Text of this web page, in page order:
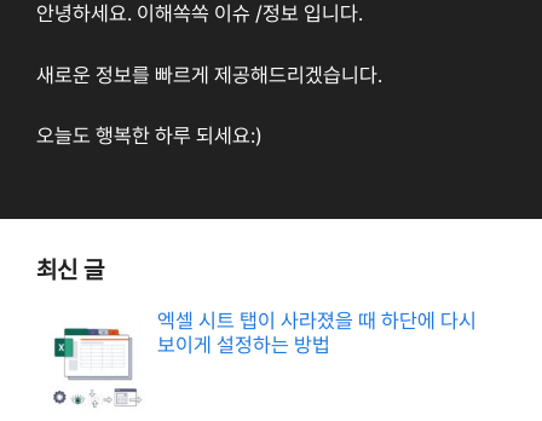
안녕하세요. 이해쏙쏙 이슈 /정보 입니다.
새로운 정보를 빠르게 제공해드리겠습니다.
오늘도 행복한 하루 되세요:)
최신 글
엑셀 시트 탭이 사라졌을 때 하단에 다시
보이게 설정하는 방법